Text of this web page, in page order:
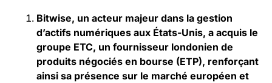
Bitwise, un acteur majeur dans la gestion
d’actifs numériques aux États-Unis, a acquis le
groupe ETC, un fournisseur londonien de
produits négociés en bourse (ETP), renforçant
ainsi sa présence sur le marché européen et